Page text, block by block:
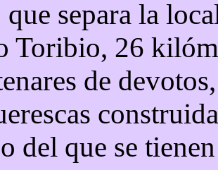
separa la
Toribio, 26
de
del que se